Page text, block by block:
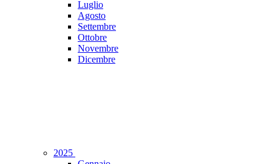
Luglio
Agosto
Settembre
Ottobre
Novembre
Dicembre
2025